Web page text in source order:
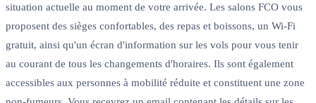
situation actuelle au moment de votre arrivée. Les salons FCO vous
proposent des sièges confortables, des repas et boissons, un Wi-Fi
gratuit, ainsi qu'un écran d'information sur les vols pour vous tenir
au courant de tous les changements d'horaires. Ils sont également
accessibles aux personnes à mobilité réduite et constituent une zone